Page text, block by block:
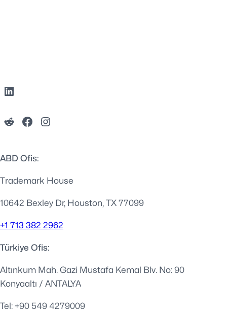
ABD Ofis:
Trademark House
10642 Bexley Dr, Houston, TX 77099
+1 713 382 2962
Türkiye Ofis:
Altınkum Mah. Gazi Mustafa Kemal Blv. No: 90
Konyaaltı / ANTALYA
Tel: +90 549 4279009